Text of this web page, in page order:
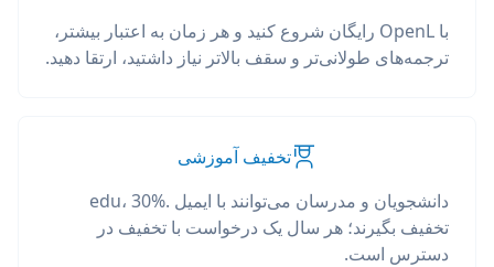
با OpenL رایگان شروع کنید و هر زمان به اعتبار بیشتر،
ترجمه‌های طولانی‌تر و سقف بالاتر نیاز داشتید، ارتقا دهید.
تخفیف آموزشی
دانشجویان و مدرسان می‌توانند با ایمیل .edu، 30%
تخفیف بگیرند؛ هر سال یک درخواست با تخفیف در
دسترس است.